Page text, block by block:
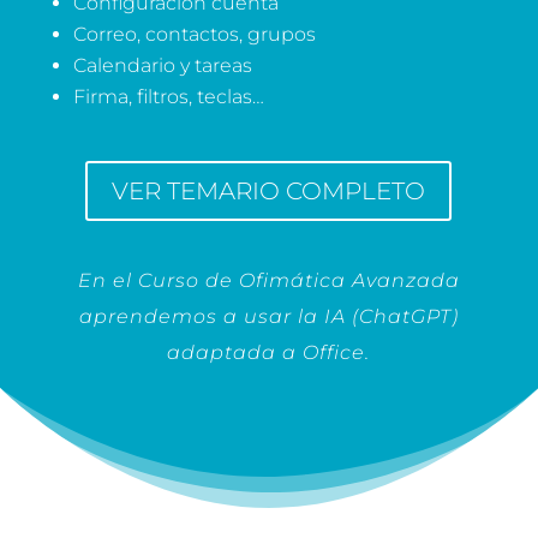
Correo, contactos, grupos
Calendario y tareas
Firma, filtros, teclas…
VER TEMARIO COMPLETO
En el Curso de Ofimática Avanzada
aprendemos a usar la IA (ChatGPT)
adaptada a Office.